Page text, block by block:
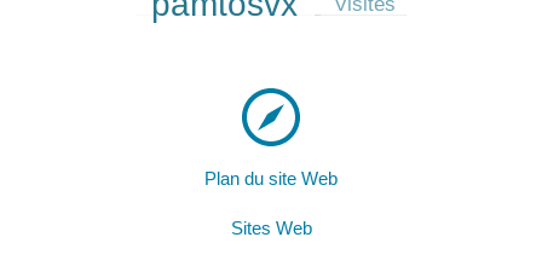
Plan du site Web
Sites Web